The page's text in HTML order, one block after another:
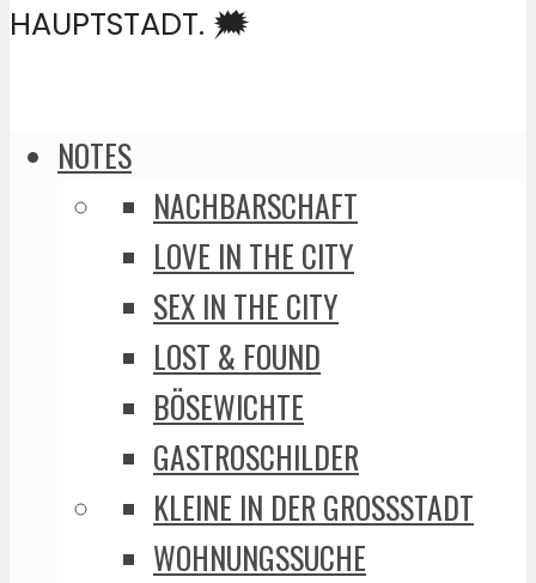
HAUPTSTADT. 🗯️
NOTES
NACHBARSCHAFT
LOVE IN THE CITY
SEX IN THE CITY
LOST & FOUND
BÖSEWICHTE
GASTROSCHILDER
KLEINE IN DER GROSSSTADT
WOHNUNGSSUCHE